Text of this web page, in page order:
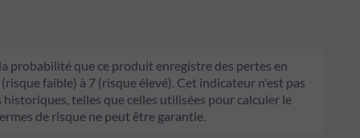
probabilité que ce produit enregistre des pertes en
faible) à 7 (risque élevé). Cet indicateur n'est pas
telles que celles utilisées pour calculer le
de risque ne peut être garantie.